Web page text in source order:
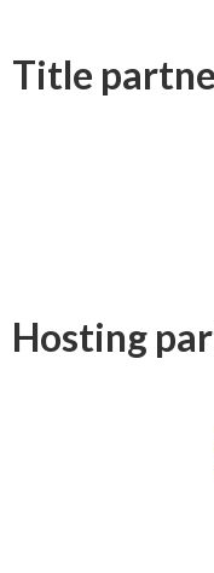
Title
Hosting